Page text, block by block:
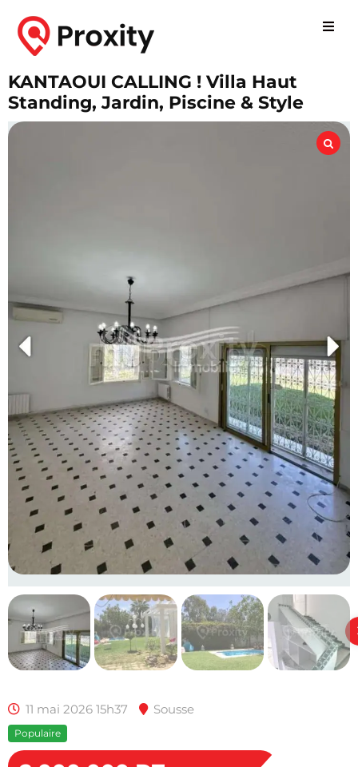
KANTAOUI CALLING ! Villa Haut
Standing, Jardin, Piscine & Style
11 mai 2026 15h37 Sousse
Populaire